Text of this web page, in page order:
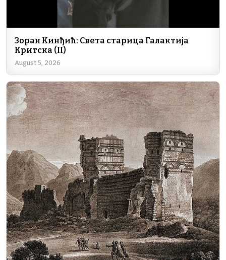
Зоран Кинђић: Света старица Галактија
Критска (II)
August 5, 2026